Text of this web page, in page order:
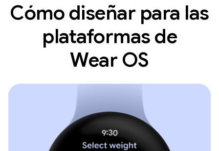
Cómo diseñar para las
plataformas de
Wear OS